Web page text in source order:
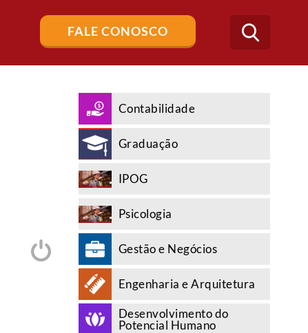
FALE CONOSCO
Buscar
no
blog
Contabilidade
Graduação
IPOG
Psicologia
Gestão e Negócios
Engenharia e Arquitetura
Desenvolvimento do
Potencial Humano